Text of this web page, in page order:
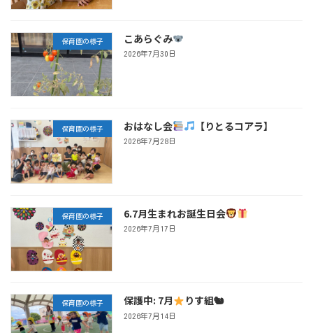
保育園の様子 こあらぐみ
2026年7月30日
保育園の様子 おはなし会 【りとるコアラ】
2026年7月28日
保育園の様子 6.7月生まれお誕生日会
2026年7月17日
保育園の様子 保護中: 7月 りす組🐿
2026年7月14日